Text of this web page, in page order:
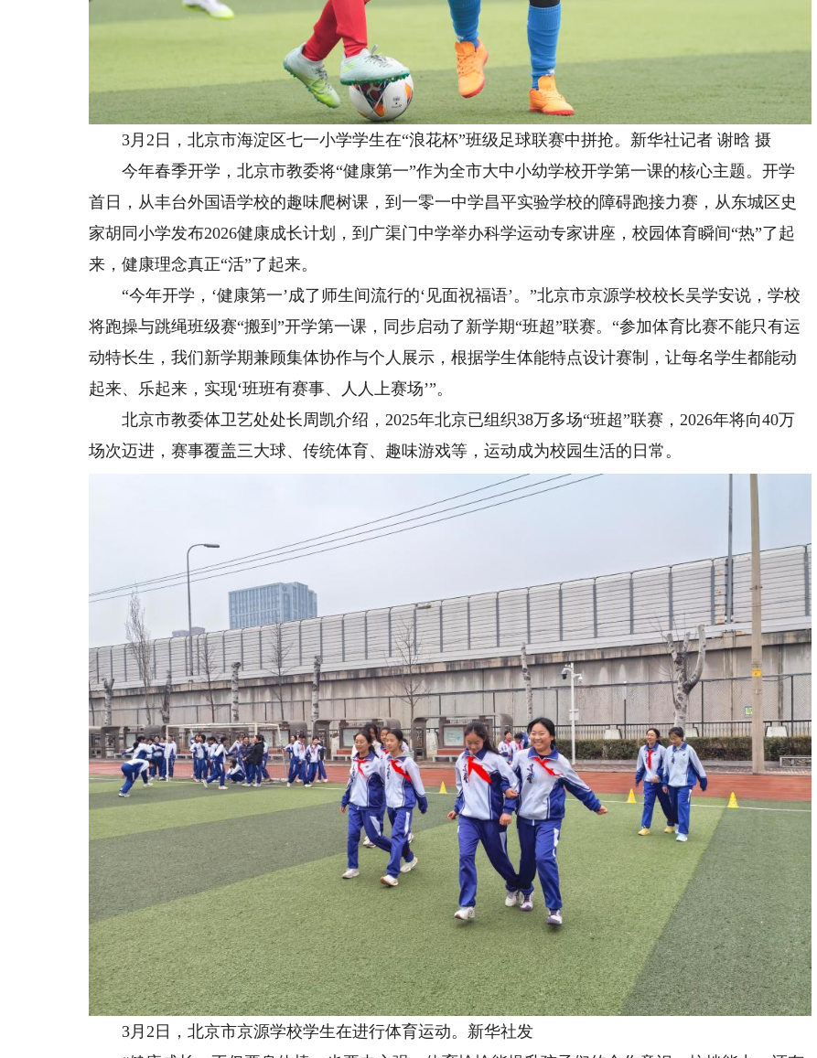
3月2日，北京市海淀区七一小学学生在“浪花杯”班级足球联赛中拼抢。新华社记者 谢晗 摄
今年春季开学，北京市教委将“健康第一”作为全市大中小幼学校开学第一课的核心主题。开学
首日，从丰台外国语学校的趣味爬树课，到一零一中学昌平实验学校的障碍跑接力赛，从东城区史
家胡同小学发布2026健康成长计划，到广渠门中学举办科学运动专家讲座，校园体育瞬间“热”了起
来，健康理念真正“活”了起来。
“今年开学，‘健康第一’成了师生间流行的‘见面祝福语’。”北京市京源学校校长吴学安说，学校
将跑操与跳绳班级赛“搬到”开学第一课，同步启动了新学期“班超”联赛。“参加体育比赛不能只有运
动特长生，我们新学期兼顾集体协作与个人展示，根据学生体能特点设计赛制，让每名学生都能动
起来、乐起来，实现‘班班有赛事、人人上赛场’”。
北京市教委体卫艺处处长周凯介绍，2025年北京已组织38万多场“班超”联赛，2026年将向40万
场次迈进，赛事覆盖三大球、传统体育、趣味游戏等，运动成为校园生活的日常。
3月2日，北京市京源学校学生在进行体育运动。新华社发